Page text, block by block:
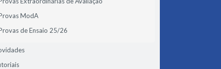
ModA
de Ensaio 25/26